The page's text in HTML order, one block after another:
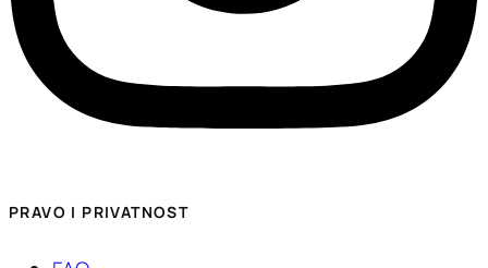
PRAVO I PRIVATNOST